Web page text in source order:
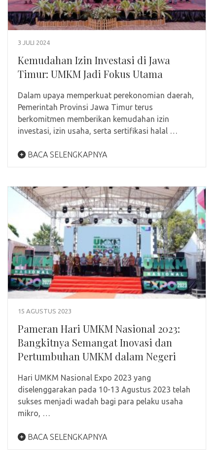
3 JULI 2024
Kemudahan Izin Investasi di Jawa
Timur: UMKM Jadi Fokus Utama
Dalam upaya memperkuat perekonomian daerah,
Pemerintah Provinsi Jawa Timur terus
berkomitmen memberikan kemudahan izin
investasi, izin usaha, serta sertifikasi halal …
BACA SELENGKAPNYA
15 AGUSTUS 2023
Pameran Hari UMKM Nasional 2023:
Bangkitnya Semangat Inovasi dan
Pertumbuhan UMKM dalam Negeri
Hari UMKM Nasional Expo 2023 yang
diselenggarakan pada 10-13 Agustus 2023 telah
sukses menjadi wadah bagi para pelaku usaha
mikro, …
BACA SELENGKAPNYA